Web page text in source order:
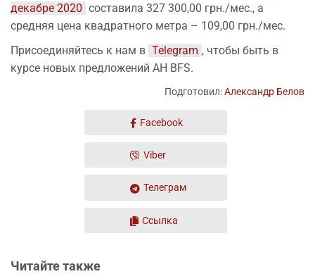
декабре 2020 составила 327 300,00 грн./мес., а
средняя цена квадратного метра – 109,00 грн./мес.
Присоединяйтесь к нам в Telegram , чтобы быть в
курсе новых предложений АН BFS.
Подготовил:Александр Белов
Facebook
Viber
Телеграм
Ссылка
Читайте также